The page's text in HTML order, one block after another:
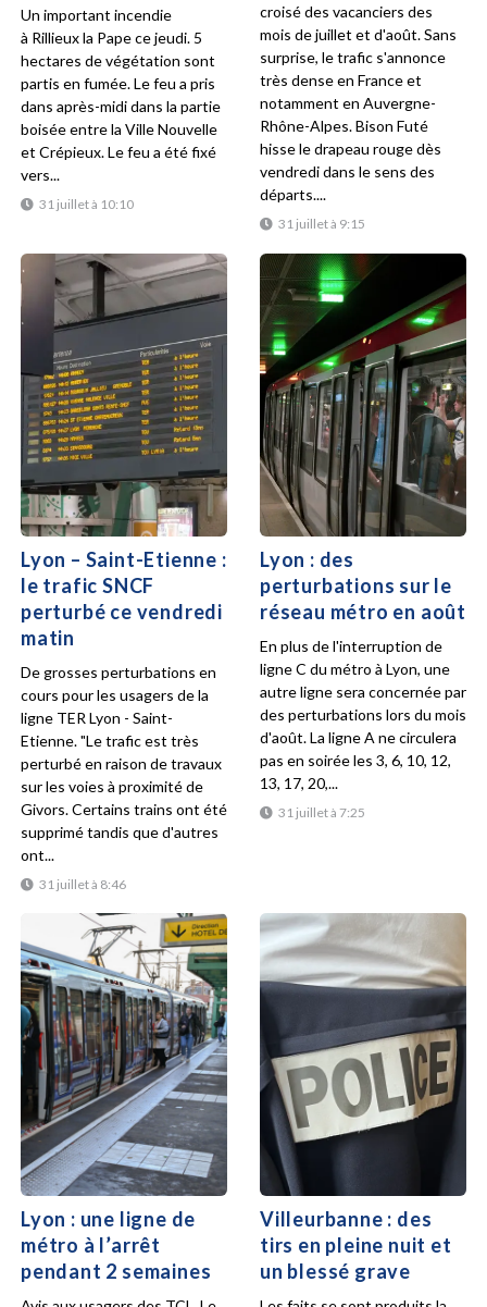
31 juillet à 10:10
Un important incendie
à Rillieux la Pape ce jeudi. 5
hectares de végétation sont
partis en fumée. Le feu a pris
dans après-midi dans la partie
boisée entre la Ville Nouvelle
et Crépieux. Le feu a été fixé
vers...
31 juillet à 9:15
croisé des vacanciers des
mois de juillet et d'août. Sans
surprise, le trafic s'annonce
très dense en France et
notamment en Auvergne-
Rhône-Alpes. Bison Futé
hisse le drapeau rouge dès
vendredi dans le sens des
départs....
Lyon – Saint-Etienne :
le trafic SNCF
perturbé ce vendredi
matin
31 juillet à 8:46
De grosses perturbations en
cours pour les usagers de la
ligne TER Lyon - Saint-
Etienne. "Le trafic est très
perturbé en raison de travaux
sur les voies à proximité de
Givors. Certains trains ont été
supprimé tandis que d'autres
ont...
Lyon : des
perturbations sur le
réseau métro en août
31 juillet à 7:25
En plus de l'interruption de
ligne C du métro à Lyon, une
autre ligne sera concernée par
des perturbations lors du mois
d'août. La ligne A ne circulera
pas en soirée les 3, 6, 10, 12,
13, 17, 20,...
Lyon : une ligne de
métro à l’arrêt
pendant 2 semaines
Villeurbanne : des
tirs en pleine nuit et
un blessé grave